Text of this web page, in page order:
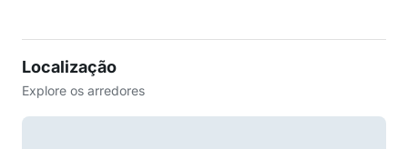
Localização
Explore os arredores